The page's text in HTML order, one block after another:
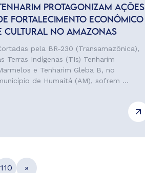
TENHARIM PROTAGONIZAM AÇÕES
FORTALECIMENTO ECONÔMICO
CULTURAL NO AMAZONAS
pela BR-230 (Transamazônica),
Terras Indígenas (TIs) Tenharim
e Tenharim Gleba B, no
de Humaitá (AM), sofrem ...
110 »